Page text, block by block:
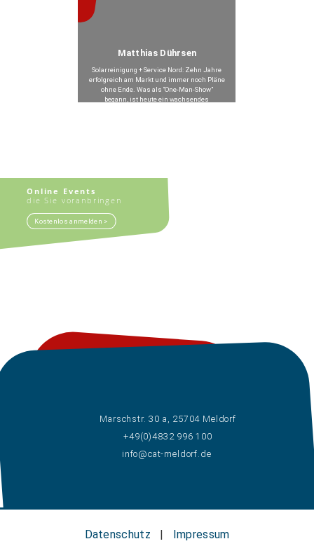
Matthias Dührsen
Solarreinigung + Service Nord: Zehn Jahre
erfolgreich am Markt und immer noch Pläne
ohne Ende. Was als “One-Man-Show”
begann, ist heute ein wachsendes
Online Events
die Sie voranbringen
Kostenlos anmelden >
Marschstr. 30 a, 25704 Meldorf
+49(0)4832 996 100
info@cat-meldorf.de
Datenschutz Impressum